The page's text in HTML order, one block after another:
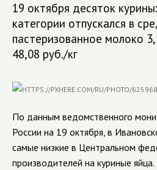
19 октября десяток
категории отпускался в
пастеризованное молоко
48,08 руб./кг
По данным ведомственного
России на 19 октября, в
самые низкие в Центральном
производителей на куриные